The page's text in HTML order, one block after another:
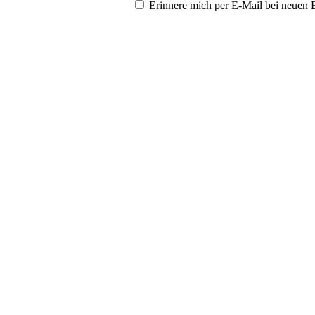
Erinnere mich per E-Mail bei neuen